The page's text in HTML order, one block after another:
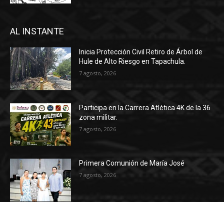
AL INSTANTE
Inicia Protección Civil Retiro de Árbol de
Hule de Alto Riesgo en Tapachula.
7 agosto, 2026
Participa en la Carrera Atlética 4K de la 36
zona militar.
7 agosto, 2026
Primera Comunión de María José
7 agosto, 2026